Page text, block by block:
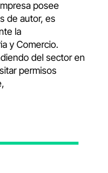
posee
de autor, es
la
y Comercio.
del sector en
permisos